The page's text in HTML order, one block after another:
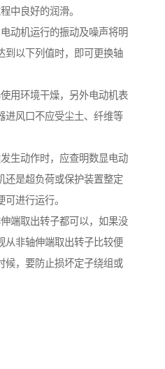
中良好的润滑。
动机运行的振动及噪声将明
到以下列值时，即可更换轴
用环境干燥，另外电动机表
进风口不应受尘土、纤维等
生动作时，应查明数显电动
还是超负荷或保护装置整定
进行运行。
端取出转子都可以，如果没
从非轴伸端取出转子比较便
候，要防止损坏定子绕组或